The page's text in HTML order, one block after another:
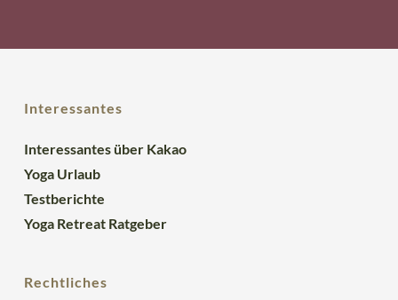
Interessantes
Interessantes über Kakao
Yoga Urlaub
Testberichte
Yoga Retreat Ratgeber
Rechtliches